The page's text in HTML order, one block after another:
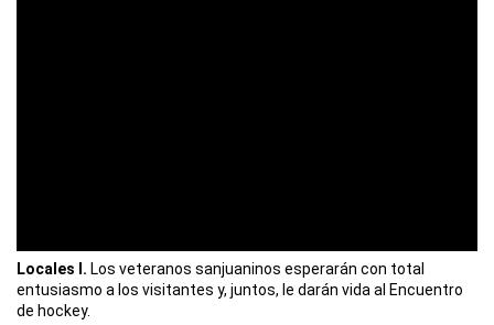
Locales I. Los veteranos sanjuaninos esperarán con total
entusiasmo a los visitantes y, juntos, le darán vida al Encuentro
de hockey.